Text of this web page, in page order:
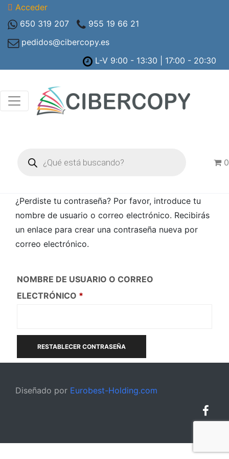
Acceder
650 319 207
955 19 66 21
pedidos@cibercopy.es
L-V 9:00 - 13:30 | 17:00 - 20:30
productos
0
¿Perdiste tu contraseña? Por favor, introduce tu
nombre de usuario o correo electrónico. Recibirás
un enlace para crear una contraseña nueva por
correo electrónico.
NOMBRE DE USUARIO O CORREO
ELECTRÓNICO *
RESTABLECER CONTRASEÑA
Diseñado por Eurobest-Holding.com